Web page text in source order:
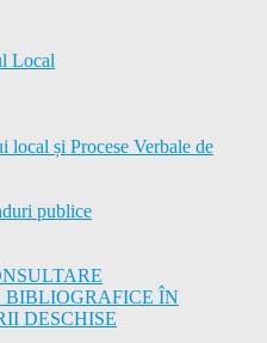
Local
local și Procese Verbale de
publice
BIBLIOGRAFICE ÎN
DESCHISE